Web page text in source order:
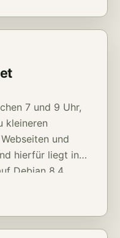
gerne
7 und 9 Uhr,
kleineren
und
hierfür liegt in
Debian 8.4.
Tests
geben.